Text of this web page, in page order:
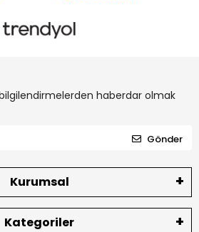
haberdar olmak
Gönder
Kurumsal
Kategoriler